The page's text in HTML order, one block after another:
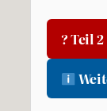
? Teil 2